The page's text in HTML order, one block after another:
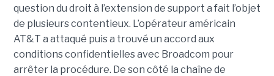
question du droit à l’extension de support a fait l’objet
de plusieurs contentieux. L’opérateur américain
AT&T a attaqué puis a trouvé un accord aux
conditions confidentielles avec Broadcom pour
arrêter la procédure. De son côté la chaîne de